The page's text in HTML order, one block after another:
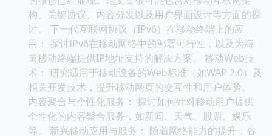
构、关键协议、内容分发以及用户界面设计等方面的探
讨。 下一代互联网协议（IPv6）在移动终端上的应
用： 探讨IPv6在移动网络中的部署可行性，以及为海
量移动终端提供IP地址支持的解决方案。 移动Web技
术： 研究适用于移动设备的Web标准（如WAP 2.0）及
相关开发技术，提升移动网页的交互性和用户体验。
内容聚合与个性化服务： 探讨如何针对移动用户提供
个性化的内容聚合服务，如新闻、天气、股票、娱乐
等。 新兴移动应用与服务： 随着网络能力的提升，各